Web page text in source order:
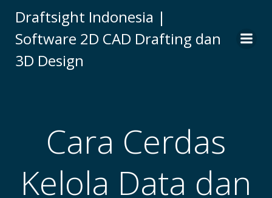
to
content
Draftsight Indonesia |
Software 2D CAD Drafting dan
3D Design
Cara Cerdas
Kelola Data dan